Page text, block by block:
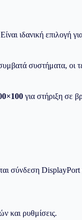
ιδανική επιλογή
συστήματα, οι
για στήριξη σε
σύνδεση
και ρυθμίσεις.